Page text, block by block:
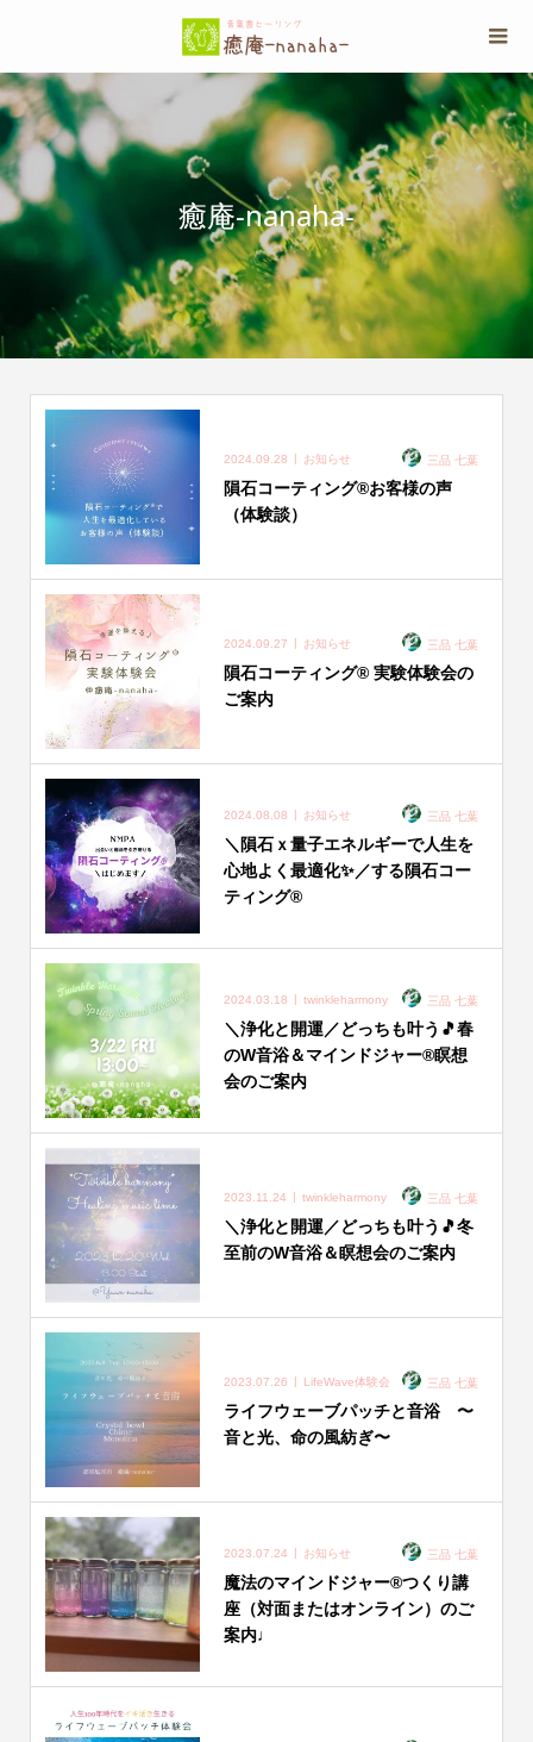
癒庵-nanaha-
2024.09.28 お知らせ 三品 七葉
隕石コーティング®︎お客様の声
（体験談）
2024.09.27 お知らせ 三品 七葉
隕石コーティング®︎ 実験体験会の
ご案内
2024.08.08 お知らせ 三品 七葉
＼隕石ｘ量子エネルギーで人生を
心地よく最適化✨／する隕石コー
ティング®︎
2024.03.18 twinkleharmony 三品 七葉
＼浄化と開運／どっちも叶う🎵春
のW音浴＆マインドジャー®︎瞑想
会のご案内
2023.11.24 twinkleharmony 三品 七葉
＼浄化と開運／どっちも叶う🎵冬
至前のW音浴＆瞑想会のご案内
2023.07.26 LifeWave体験会 三品 七葉
ライフウェーブパッチと音浴 〜
音と光、命の風紡ぎ〜
2023.07.24 お知らせ 三品 七葉
魔法のマインドジャー®︎つくり講
座（対面またはオンライン）のご
案内♩